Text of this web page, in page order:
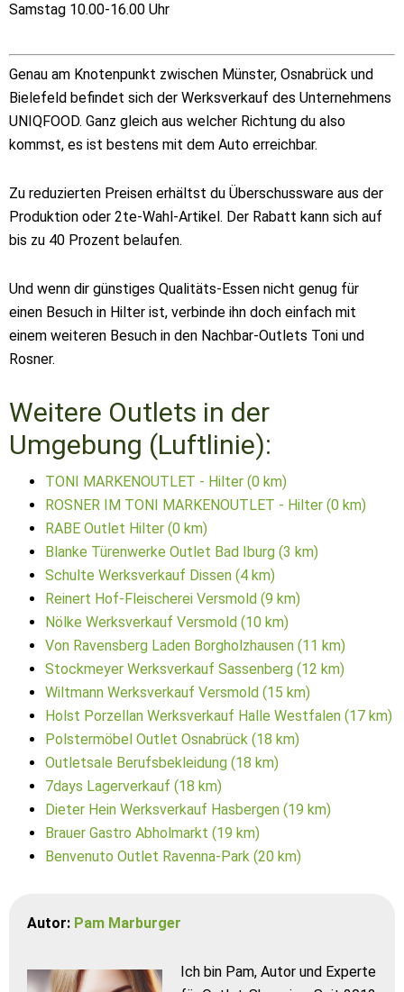
Samstag 10.00-16.00 Uhr
Genau am Knotenpunkt zwischen Münster, Osnabrück und
Bielefeld befindet sich der Werksverkauf des Unternehmens
UNIQFOOD. Ganz gleich aus welcher Richtung du also
kommst, es ist bestens mit dem Auto erreichbar.
Zu reduzierten Preisen erhältst du Überschussware aus der
Produktion oder 2te-Wahl-Artikel. Der Rabatt kann sich auf
bis zu 40 Prozent belaufen.
Und wenn dir günstiges Qualitäts-Essen nicht genug für
einen Besuch in Hilter ist, verbinde ihn doch einfach mit
einem weiteren Besuch in den Nachbar-Outlets Toni und
Rosner.
Weitere Outlets in der
Umgebung (Luftlinie):
TONI MARKENOUTLET - Hilter (0 km)
ROSNER IM TONI MARKENOUTLET - Hilter (0 km)
RABE Outlet Hilter (0 km)
Blanke Türenwerke Outlet Bad Iburg (3 km)
Schulte Werksverkauf Dissen (4 km)
Reinert Hof-Fleischerei Versmold (9 km)
Nölke Werksverkauf Versmold (10 km)
Von Ravensberg Laden Borgholzhausen (11 km)
Stockmeyer Werksverkauf Sassenberg (12 km)
Wiltmann Werksverkauf Versmold (15 km)
Holst Porzellan Werksverkauf Halle Westfalen (17 km)
Polstermöbel Outlet Osnabrück (18 km)
Outletsale Berufsbekleidung (18 km)
7days Lagerverkauf (18 km)
Dieter Hein Werksverkauf Hasbergen (19 km)
Brauer Gastro Abholmarkt (19 km)
Benvenuto Outlet Ravenna-Park (20 km)
Autor: Pam Marburger
Ich bin Pam, Autor und Experte